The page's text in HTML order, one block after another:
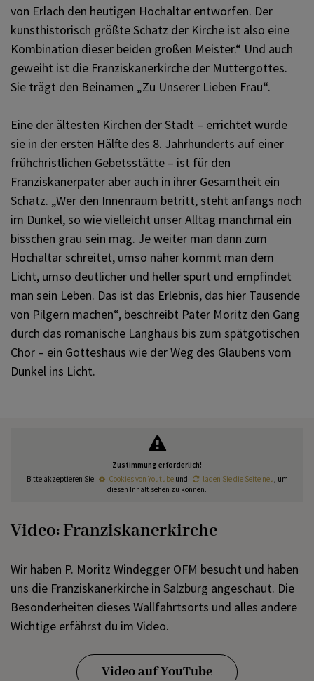
von Erlach den heutigen Hochaltar entworfen. Der
kunsthistorisch größte Schatz der Kirche ist also eine
Kombination dieser beiden großen Meister.“ Und auch
geweiht ist die Franziskanerkirche der Muttergottes.
Sie trägt den Beinamen „Zu Unserer Lieben Frau“.
Eine der ältesten Kirchen der Stadt – errichtet wurde
sie in der ersten Hälfte des 8. Jahrhunderts auf einer
frühchristlichen Gebetsstätte – ist für den
Franziskanerpater aber auch in ihrer Gesamtheit ein
Schatz. „Wer den Innenraum betritt, steht anfangs noch
im Dunkel, so wie vielleicht unser Alltag manchmal ein
bisschen grau sein mag. Je weiter man dann zum
Hochaltar schreitet, umso näher kommt man dem
Licht, umso deutlicher und heller spürt und empfindet
man sein Leben. Das ist das Erlebnis, das hier Tausende
von Pilgern machen“, beschreibt Pater Moritz den Gang
durch das romanische Langhaus bis zum spätgotischen
Chor – ein Gotteshaus wie der Weg des Glaubens vom
Dunkel ins Licht.
Zustimmung erforderlich!
Bitte akzeptieren Sie
Cookies von Youtubeund laden Sie die Seite neu, um
diesen Inhalt sehen zu können.
Video: Franziskanerkirche
Wir haben P. Moritz Windegger OFM besucht und haben
uns die Franziskanerkirche in Salzburg angeschaut. Die
Besonderheiten dieses Wallfahrtsorts und alles andere
Wichtige erfährst du im Video.
Video auf YouTube